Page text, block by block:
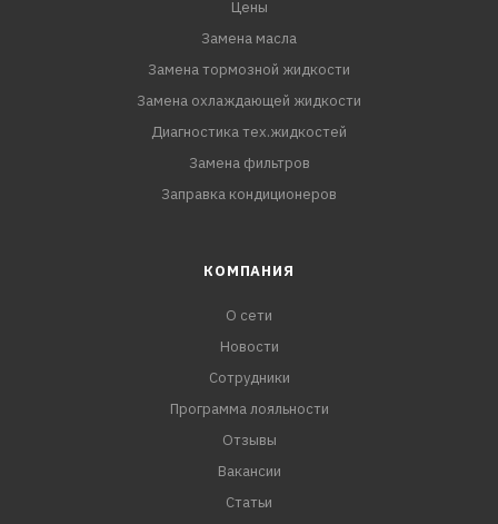
Цены
Замена масла
Замена тормозной жидкости
Замена охлаждающей жидкости
Диагностика тех.жидкостей
Замена фильтров
Заправка кондиционеров
КОМПАНИЯ
О сети
Новости
Сотрудники
Программа лояльности
Отзывы
Вакансии
Статьи